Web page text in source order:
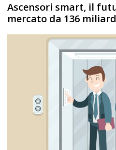
Ascensori smart, il
mercato da 136